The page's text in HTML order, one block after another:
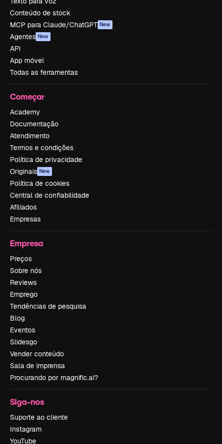
Conteúdo de stock
MCP para Claude/ChatGPT New
Agentes New
API
App móvel
Todas as ferramentas
Começar
Academy
Documentação
Atendimento
Termos e condições
Política de privacidade
Originais New
Política de cookies
Central de confiabilidade
Afiliados
Empresas
Empresa
Preços
Sobre nós
Reviews
Emprego
Tendências de pesquisa
Blog
Eventos
Slidesgo
Vender conteúdo
Sala de imprensa
Procurando por magnific.ai?
Siga-nos
Suporte ao cliente
Instagram
YouTube